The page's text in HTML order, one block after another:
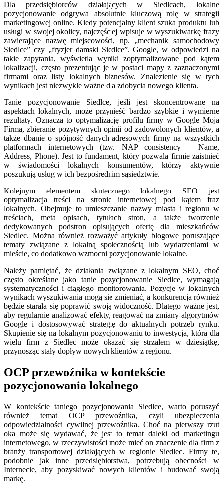
Dla przedsiębiorców działających w Siedlcach, lokalne
pozycjonowanie odgrywa absolutnie kluczową rolę w strategii
marketingowej online. Kiedy potencjalny klient szuka produktu lub
usługi w swojej okolicy, najczęściej wpisuje w wyszukiwarkę frazy
zawierające nazwę miejscowości, np. „mechanik samochodowy
Siedlce” czy „fryzjer damski Siedlce”. Google, w odpowiedzi na
takie zapytania, wyświetla wyniki zoptymalizowane pod kątem
lokalizacji, często prezentując je w postaci mapy z zaznaczonymi
firmami oraz listy lokalnych biznesów. Znalezienie się w tych
wynikach jest niezwykle ważne dla zdobycia nowego klienta.
Tanie pozycjonowanie Siedlce, jeśli jest skoncentrowane na
aspektach lokalnych, może przynieść bardzo szybkie i wymierne
rezultaty. Oznacza to optymalizację profilu firmy w Google Moja
Firma, zbieranie pozytywnych opinii od zadowolonych klientów, a
także dbanie o spójność danych adresowych firmy na wszystkich
platformach internetowych (tzw. NAP consistency – Name,
Address, Phone). Jest to fundament, który pozwala firmie zaistnieć
w świadomości lokalnych konsumentów, którzy aktywnie
poszukują usług w ich bezpośrednim sąsiedztwie.
Kolejnym elementem skutecznego lokalnego SEO jest
optymalizacja treści na stronie internetowej pod kątem fraz
lokalnych. Obejmuje to umieszczanie nazwy miasta i regionu w
treściach, meta opisach, tytułach stron, a także tworzenie
dedykowanych podstron opisujących ofertę dla mieszkańców
Siedlec. Można również rozważyć artykuły blogowe poruszające
tematy związane z lokalną społecznością lub wydarzeniami w
mieście, co dodatkowo wzmocni pozycjonowanie lokalne.
Należy pamiętać, że działania związane z lokalnym SEO, choć
często określane jako tanie pozycjonowanie Siedlce, wymagają
systematyczności i ciągłego monitorowania. Pozycje w lokalnych
wynikach wyszukiwania mogą się zmieniać, a konkurencja również
będzie starała się poprawić swoją widoczność. Dlatego ważne jest,
aby regularnie analizować efekty, reagować na zmiany algorytmów
Google i dostosowywać strategię do aktualnych potrzeb rynku.
Skupienie się na lokalnym pozycjonowaniu to inwestycja, która dla
wielu firm z Siedlec może okazać się strzałem w dziesiątkę,
przynosząc stały dopływ nowych klientów z regionu.
OCP przewoźnika w kontekście
pozycjonowania lokalnego
W kontekście taniego pozycjonowania Siedlce, warto poruszyć
również temat OCP przewoźnika, czyli ubezpieczenia
odpowiedzialności cywilnej przewoźnika. Choć na pierwszy rzut
oka może się wydawać, że jest to temat daleki od marketingu
internetowego, w rzeczywistości może mieć on znaczenie dla firm z
branży transportowej działających w regionie Siedlec. Firmy te,
podobnie jak inne przedsiębiorstwa, potrzebują obecności w
Internecie, aby pozyskiwać nowych klientów i budować swoją
markę.